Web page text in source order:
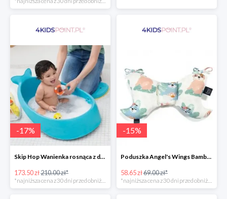
-17%
Skip Hop Wanienka rosnąca z dzieckiem Wielorybek
173.50 zł210.00 zł*
*najniższa cena z 30 dni przed obniżką
-15%
Poduszka Angel's Wings Bamboo Yoga candy sloths La Millou -15%
58.65 zł69.00 zł*
*najniższa cena z 30 dni przed obniżką